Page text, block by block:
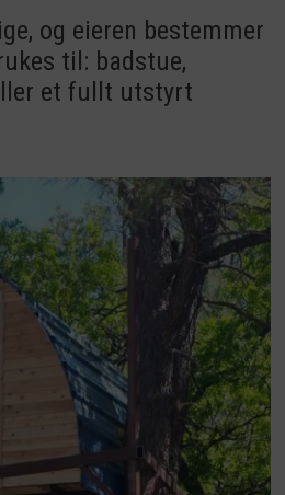
og eieren bestemmer
til: badstue,
et fullt utstyrt